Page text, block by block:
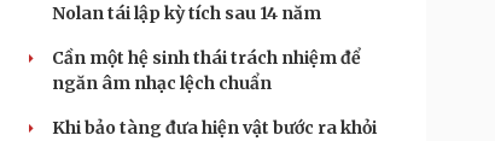
Nolan tái lập kỳ tích sau 14 năm
Cần một hệ sinh thái trách nhiệm để
ngăn âm nhạc lệch chuẩn
Khi bảo tàng đưa hiện vật bước ra khỏi